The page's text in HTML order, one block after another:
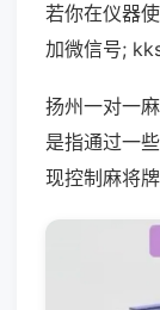
若你在仪器
加微信号;
扬州一对一
是指通过一
现控制麻将